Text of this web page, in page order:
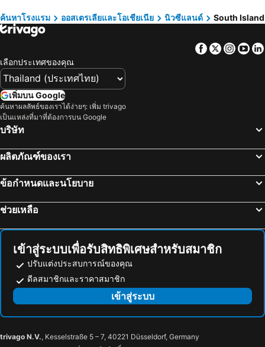
โรงแรม ซาโมส
โรงแรม ภาคใต้
โรงแรม ลิกูเรีย
ค้นหาโรงแรม
ออสเตรเลียและโอเชียเนีย นิวซีแลนด์ South Island
Facebook
Twitter
เลือกประเทศของคุณ
เพิ่มบน Google
ค้นหาผลลัพธ์ของเราได้ง่ายๆ: เพิ่ม trivago
เป็นแหล่งที่มาที่ต้องการบน Google
บริษัท
ผลิตภัณฑ์ของเรา
ข้อกำหนดและนโยบาย
ช่วยเหลือ
เข้าสู่ระบบเพื่อรับสิทธิพิเศษสำหรับสมาชิก
ปรับแต่งประสบการณ์ของคุณ
ดีลสมาชิกและราคาสมาชิก
เข้าสู่ระบบ
trivago N.V., Kesselstraße 5 – 7, 40221 Düsseldorf, Germany